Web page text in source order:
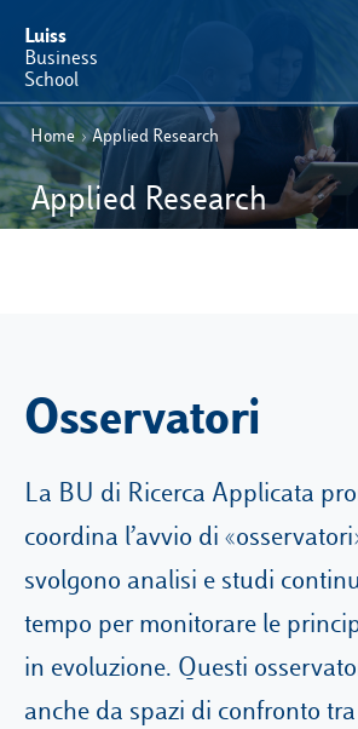
Luiss
Business
School
Offerta Formativa
Perché Luiss Business School
Operation & Students’ Experience
E-Learning
Campus & Hub:
Roma
Home › Applied Research
Applied Research
Osservatori
La BU di Ricerca Applicata
coordina l’avvio di
svolgono analisi e studi
tempo per monitorare le
in evoluzione. Questi
anche da spazi di confronto